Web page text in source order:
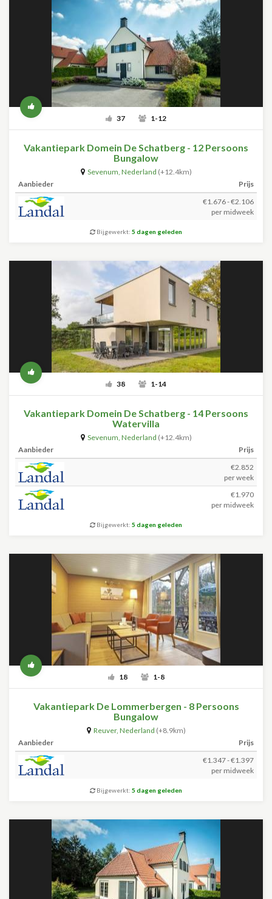
37 1-12
Vakantiepark Domein De Schatberg - 12 Persoons
Bungalow
Sevenum, Nederland (+12.4km)
Aanbieder
Prijs
€1.676 - €2.106
per midweek
Bijgewerkt: 5 dagen geleden
38 1-14
Vakantiepark Domein De Schatberg - 14 Persoons
Watervilla
Sevenum, Nederland (+12.4km)
Aanbieder
Prijs
€2.852
per week
€1.970
per midweek
Bijgewerkt: 5 dagen geleden
18 1-8
Vakantiepark De Lommerbergen - 8 Persoons
Bungalow
Reuver, Nederland (+8.9km)
Aanbieder
Prijs
€1.347 - €1.397
per midweek
Bijgewerkt: 5 dagen geleden